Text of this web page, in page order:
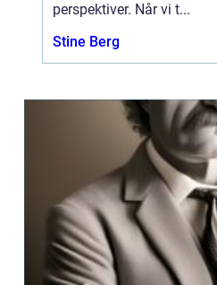
perspektiver. Når vi t...
Stine Berg